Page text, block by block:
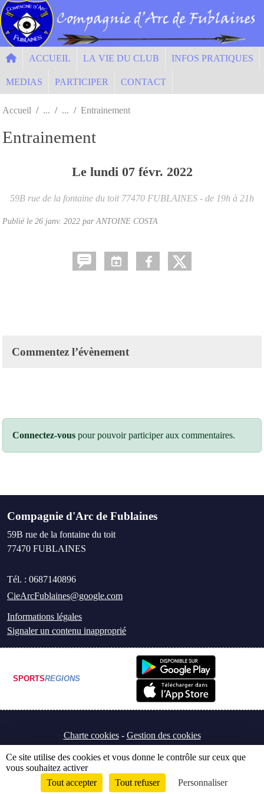
ACCUEIL LA VIE DU CLUB INFOS PRATIQUES
MEDIAS PARTICIPER CONTACT
Accueil Entrainement
Entrainement
Le lundi 07 févr. 2022
59B rue de la fontaine du toit 77470 FUBLAINES - de 19h à 21h
Publié le 26 janv. 2022 par ANTOINE COSTA
Commentez l’évènement
Connectez-vous pour pouvoir participer aux commentaires.
Compagnie d'Arc de Fublaines
59B rue de la fontaine du toit
77470 FUBLAINES
Tél. : 0687140896
CieArcFublaines@google.com
Informations légales
Signaler un contenu inapproprié
SPORTSREGIONS
Charte cookies Gestion des cookies
Envie de participer ? Connexion
Panneau de gestion des cookies
Ce site utilise des cookies et vous donne le contrôle sur ceux que
vous souhaitez activer
Tout accepter
Tout refuser Personnaliser